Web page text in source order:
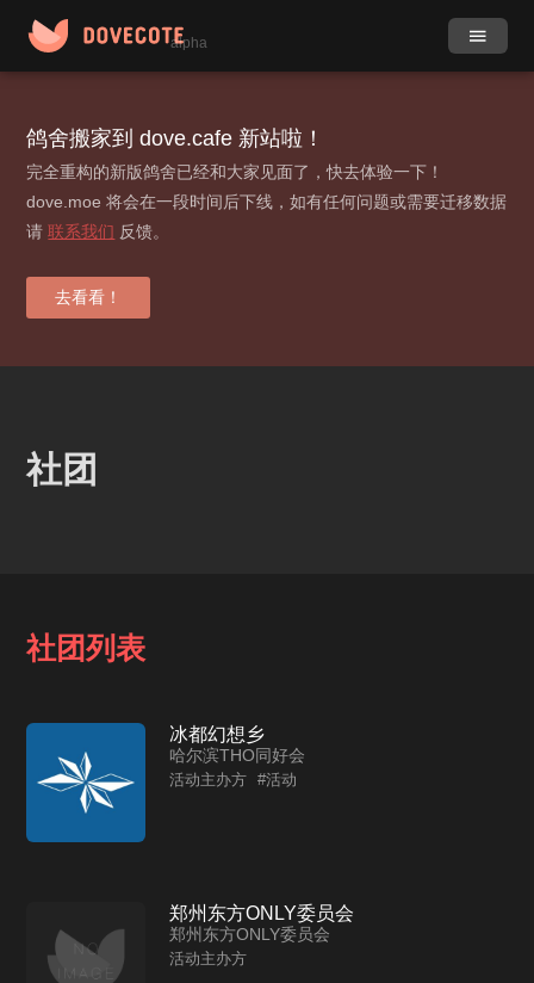
alpha
小组 目录
动态
登录 / 注册
鸽舍搬家到 dove.cafe 新站啦！
完全重构的新版鸽舍已经和大家见面了，快去体验一下！
dove.moe 将会在一段时间后下线，如有任何问题或需要迁移数据
请联系我们 反馈。
去看看！
社团
社团列表
冰都幻想乡
哈尔滨THO同好会
活动主办方 #活动
郑州东方ONLY委员会
郑州东方ONLY委员会
活动主办方